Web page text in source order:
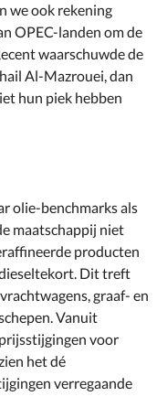
we ook rekening
OPEC-landen om de
waarschuwde de
Al-Mazrouei, dan
hun piek hebben
olie-benchmarks als
maatschappij niet
producten
Dit treft
graaf- en
Vanuit
voor
het dé
verregaande